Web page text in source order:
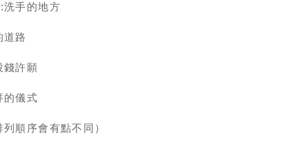
洗手的地方
道路
錢許願
的儀式
順序會有點不同）